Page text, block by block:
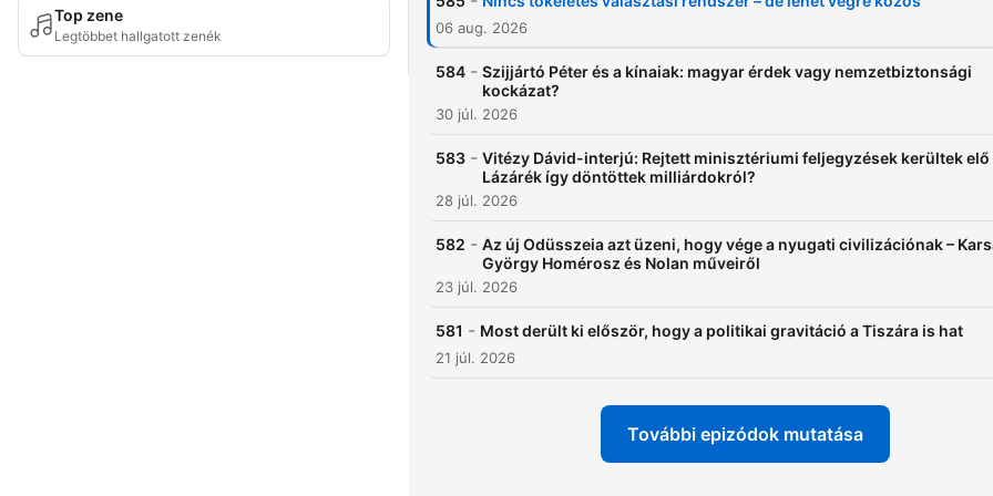
Top zene
Legtöbbet hallgatott zenék 06 aug. 2026
584 - Szijjártó Péter és a kínaiak: magyar érdek vagy nemzetbiztonsági
kockázat?
30 júl. 2026
583 - Vitézy Dávid-interjú: Rejtett minisztériumi feljegyzések kerültek elő
Lázárék így döntöttek milliárdokról?
28 júl. 2026
582 - Az új Odüsszeia azt üzeni, hogy vége a nyugati civilizációnak –
György Homérosz és Nolan műveiről
23 júl. 2026
581 - Most derült ki először, hogy a politikai gravitáció a Tiszára is hat
21 júl. 2026
További epizódok mutatása